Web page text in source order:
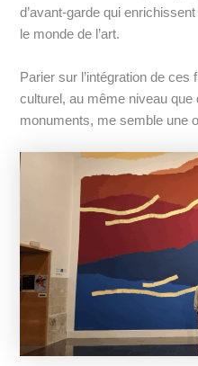
d’avant-garde qui
le monde de l’art.
Parier sur l’intégration de
culturel, au même niveau
monuments, me semble une